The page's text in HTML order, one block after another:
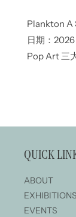
Plankton A
日期：
Pop Art 三
QUICK
ABOUT
EXHIBITIONS
EVENTS